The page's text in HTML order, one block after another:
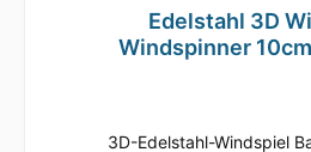
einfach nur als nette Geste
Edelstahl 3D
Windspinner
3D-Edelstahl-Windspiel